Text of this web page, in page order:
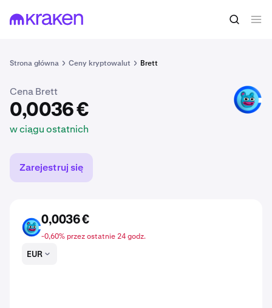
Strona główna Ceny kryptowalut Brett
0,0036 € Kup BRETT
Cena Brett
0,0036 €
w ciągu ostatnich
BRETT
Zarejestruj się
BRETT
0,0036 €
-0,60% przez ostatnie 24 godz.
EUR